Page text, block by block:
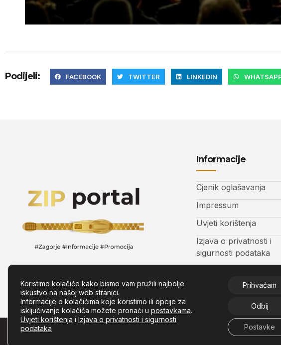
Podijeli: FACEBOOK TWITTER LINKEDIN
Informacije
Cjenik oglašavanja
Impressum
Uvjeti korištenja
Izjava o privatnosti i
sigurnosti podataka
Koristimo kolačiće kako bismo vam pružili najbolje
iskustvo na našoj web stranici.
Informacije o kolačićima koje koristimo ili opcije za
isključivanje kolačića možete pronaći u postavkama.
Uvjeti korištenja i Izjava o privatnosti i sigurnosti
podataka
Prihvaćam
Odbij
Postavke